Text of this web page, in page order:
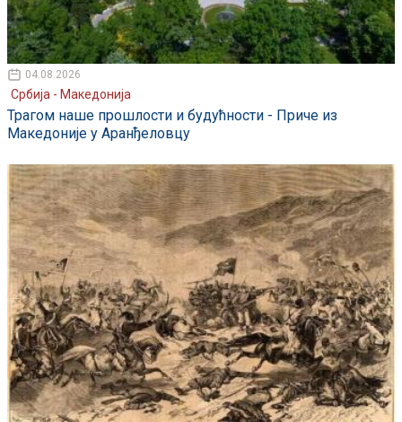
04.08.2026
Србија - Македонија
Трагом наше прошлости и будућности - Приче из
Македоније у Аранђеловцу